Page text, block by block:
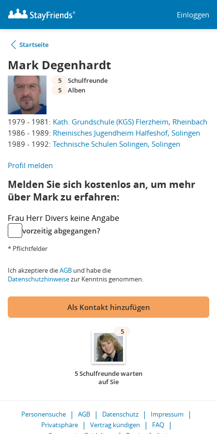
Einloggen
Startseite
Mark Degenhardt
1979 - 1981: Kath. Grundschule (KGS) Flerzheim, Rheinbach
1986 - 1989: Rheinisches Jugendheim Halfeshof, Solingen
1989 - 1992: Technische Schulen Solingen, Solingen
5
Schulfreunde
5
Alben
Profil melden
Melden Sie sich kostenlos an, um mehr
über Mark zu erfahren:
Frau Herr Divers keine Angabe
vorzeitig abgegangen?
* Pflichtfelder
Ich akzeptiere dieAGB und habe die
Datenschutzhinweisezur Kenntnis genommen.
Als Kontakt hinzufügen
5
5 Schulfreunde warten
auf Sie
Personensuche AGB Datenschutz
Impressum
Privatsphäre
Vertrag kündigen
FAQ